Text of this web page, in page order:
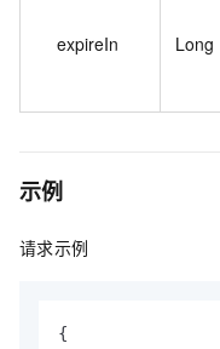
expireIn Long
示例
请求示例
{